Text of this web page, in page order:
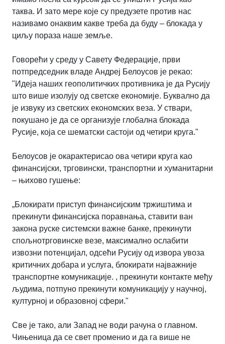
таква. И зато мере које су предузете против нас
називамо онаквим какве треба да буду – блокада у
циљу пораза наше земље.
Говорећи у среду у Савету Федерације, први
потпредседник владе Андреј Белоусов је рекао:
"Идеја наших геополитичких противника је да Русију
што више изолују од светске економије. Буквално да
је извуку из светских економских веза. У ствари,
покушано је да се организује глобална блокада
Русије, која се шематски састоји од четири круга."
Белоусов је окарактерисао ова четири круга као
финансијски, трговински, транспортни и хуманитарни
– њихово гушење:
„Блокирати приступ финансијским тржиштима и
прекинути финансијска поравнања, ставити ван
закона руске системски важне банке, прекинути
спољнотрговинске везе, максимално ослабити
извозни потенцијал, одсећи Русију од извора увоза
критичних добара и услуга, блокирати најважније
транспортне комуникације. , прекинути контакте међу
људима, потпуно прекинути комуникацију у научној,
културној и образовној сфери."
Све је тако, али Запад не води рачуна о главном.
Чињеница да се свет променио и да га више не